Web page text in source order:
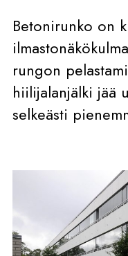
Betonirunko on
rungon
hiilijalanjälki jää
selkeästi